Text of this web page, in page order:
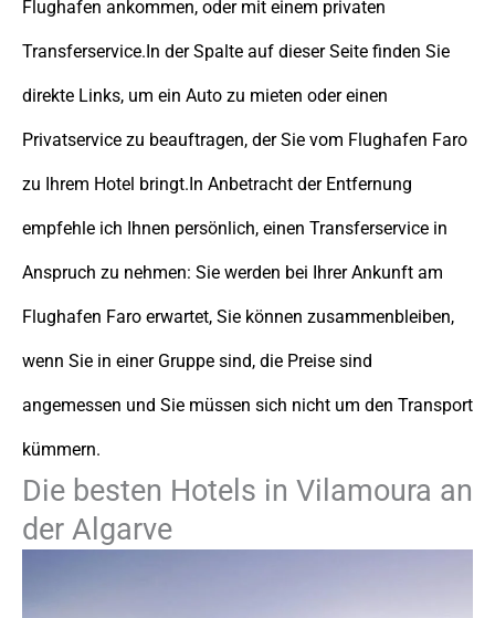
Flughafen ankommen, oder mit einem privaten
Transferservice.In der Spalte auf dieser Seite finden Sie
direkte Links, um ein Auto zu mieten oder einen
Privatservice zu beauftragen, der Sie vom Flughafen Faro
zu Ihrem Hotel bringt.In Anbetracht der Entfernung
empfehle ich Ihnen persönlich, einen Transferservice in
Anspruch zu nehmen: Sie werden bei Ihrer Ankunft am
Flughafen Faro erwartet, Sie können zusammenbleiben,
wenn Sie in einer Gruppe sind, die Preise sind
angemessen und Sie müssen sich nicht um den Transport
kümmern.
Die besten Hotels in Vilamoura an
der Algarve